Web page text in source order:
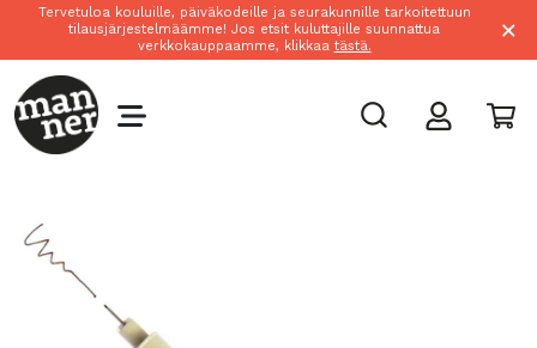
Tervetuloa kouluille, päiväkodeille ja seurakunnille tarkoitettuun
tilausjärjestelmäämme! Jos etsit kuluttajille suunnattua
verkkokauppaamme, klikkaa tästä. ×